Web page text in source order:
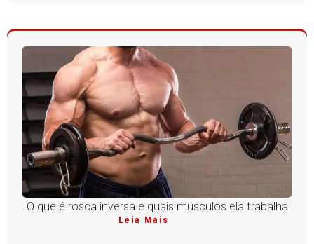
O que é rosca inversa e quais músculos ela trabalha
Leia Mais